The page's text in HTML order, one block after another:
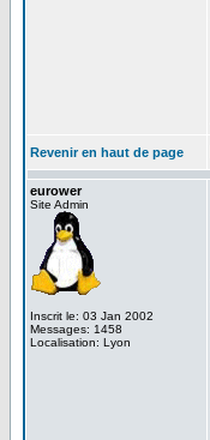
Revenir en haut de page
eurower
Site Admin
Inscrit le: 03 Jan 2002
Messages: 1458
Localisation: Lyon